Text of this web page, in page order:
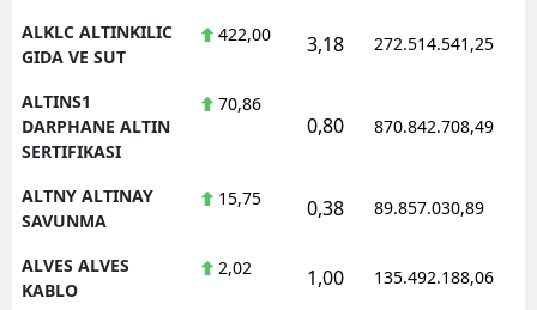
ALKLC ALTINKILIC
GIDA VE SUT
422,00 3,18 272.514.541,25
ALTINS1
DARPHANE ALTIN
SERTIFIKASI
70,86
0,80 870.842.708,49
ALTNY ALTINAY
SAVUNMA
15,75 0,38 89.857.030,89
ALVES ALVES
KABLO
2,02 1,00 135.492.188,06